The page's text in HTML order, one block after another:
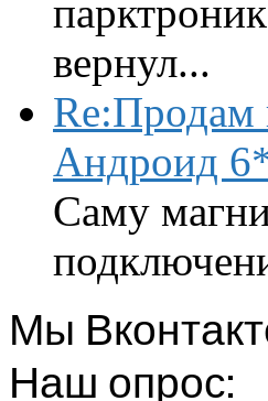
вернул...
Re:Продам
Андроид
Саму
Мы
Наш опрос: